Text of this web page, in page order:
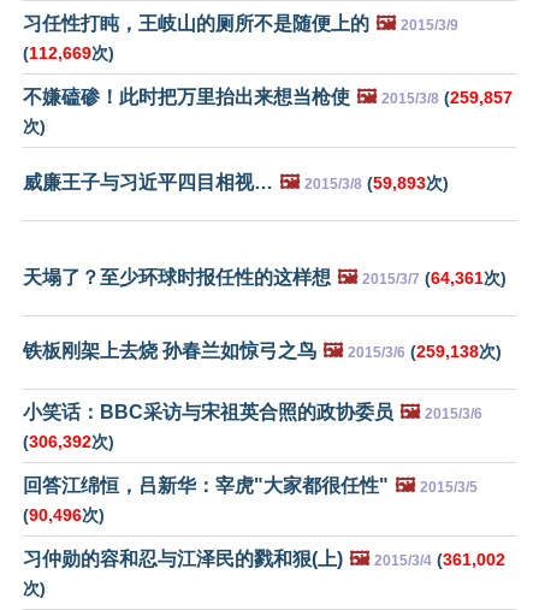
习任性打盹，王岐山的厕所不是随便上的 🖼️ 2015/3/9
(112,669次)
不嫌磕碜！此时把万里抬出来想当枪使 🖼️ 2015/3/8 (259,857
次)
威廉王子与习近平四目相视… 🖼️ 2015/3/8 (59,893次)
天塌了？至少环球时报任性的这样想 🖼️ 2015/3/7 (64,361次)
铁板刚架上去烧 孙春兰如惊弓之鸟 🖼️ 2015/3/6 (259,138次)
小笑话：BBC采访与宋祖英合照的政协委员 🖼️ 2015/3/6
(306,392次)
回答江绵恒，吕新华：宰虎"大家都很任性" 🖼️ 2015/3/5
(90,496次)
习仲勋的容和忍与江泽民的戮和狠(上) 🖼️ 2015/3/4 (361,002
次)